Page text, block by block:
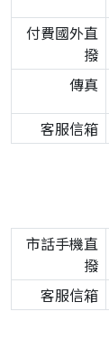
付費國外直
撥
傳真
客服信箱
市話手機直
撥
客服信箱